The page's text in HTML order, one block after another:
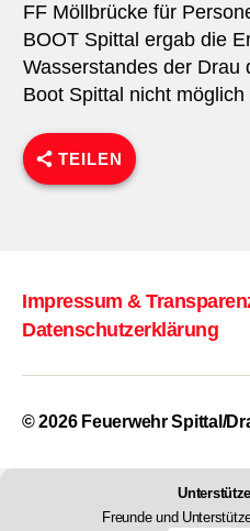
FF Möllbrücke für
BOOT Spittal ergab die
Wasserstandes der Drau
Boot Spittal nicht möglich
TEILEN
Impressum &
Datenschutzerklärung
© 2026 Feuerwehr Spittal/
Freunde und